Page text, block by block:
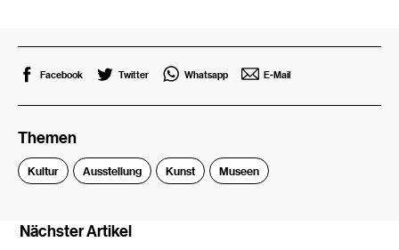
Facebook Twitter Whatsapp E-Mail
Themen
Kultur Ausstellung Kunst Museen
Nächster Artikel